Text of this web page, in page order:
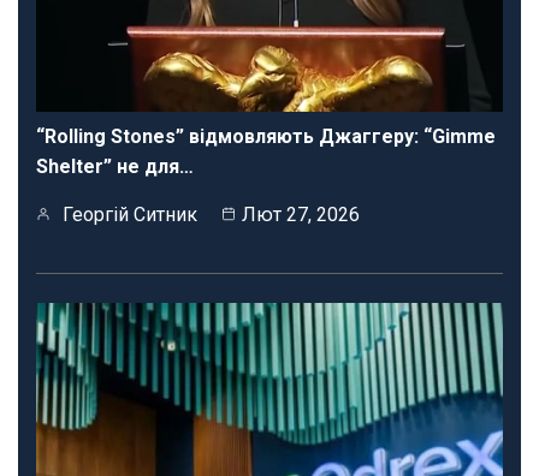
“Rolling Stones” відмовляють Джаггеру: “Gimme
Shelter” не для…
Георгій Ситник Лют 27, 2026